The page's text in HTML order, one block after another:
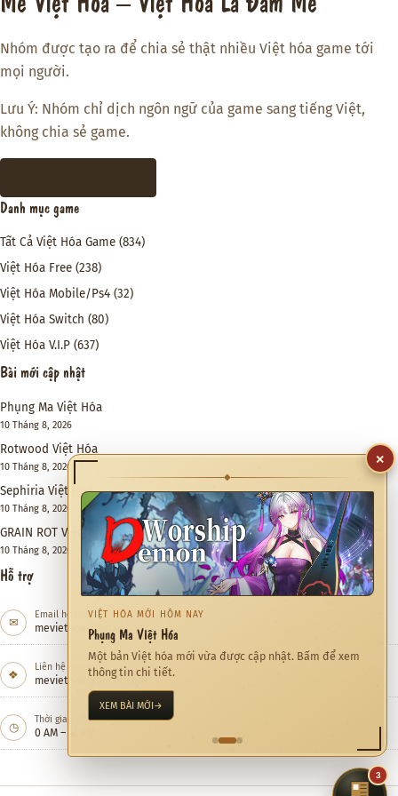
Nhóm được tạo ra để chia sẻ thật nhiều Việt hóa game tới
mọi người.
Lưu Ý: Nhóm chỉ dịch ngôn ngữ của game sang tiếng Việt,
không chia sẻ game.
Danh mục game
Tất Cả Việt Hóa Game (834)
Việt Hóa Free (238)
Việt Hóa Mobile/Ps4 (32)
Việt Hóa Switch (80)
Việt Hóa V.I.P (637)
Bài mới cập nhật
Phụng Ma Việt Hóa
10 Tháng 8, 2026
Rotwood Việt Hóa
10 Tháng 8, 2026
Sephiria Việt Hóa
10 Tháng 8, 2026
GRAIN ROT Việt Hóa
10 Tháng 8, 2026
Hỗ trợ
✉ Email hỗ trợ
meviethoa@gmail.com
❖ Liên hệ hợp tác
meviethoa@gmail.com
◷ Thời gian hỗ trợ
0 AM – 12 PM
×
◆
CỘNG ĐỒNG ĐANG QUAN TÂM
Quỷ Cốc Bát Hoang Việt Hóa
Việt hóa Game đang được xem nhiều trong tháng này.
KHÁM PHÁ NGAY
3